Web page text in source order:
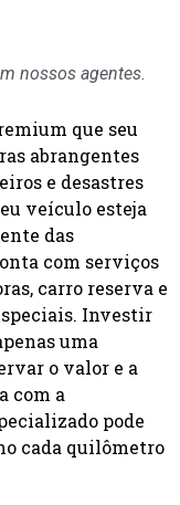
nossos agentes.
que seu
abrangentes
e desastres
veículo esteja
das
com serviços
carro reserva e
Investir
uma
o valor e a
com a
pode
cada quilômetro